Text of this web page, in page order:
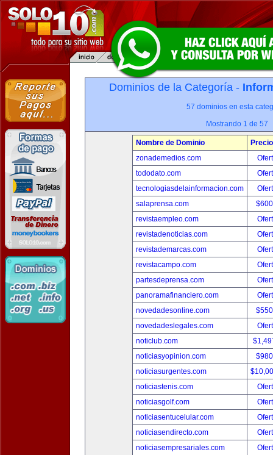
Dominios de la Categoría -
57 dominios en esta
Mostrando 1 de 57
Nombre de Dominio
Precio
zonademedios.com
tododato.com
tecnologiasdelainformacion.com
salaprensa.com
revistaempleo.com
revistadenoticias.com
revistademarcas.com
revistacampo.com
partesdeprensa.com
panoramafinanciero.com
novedadesonline.com
novedadeslegales.com
noticlub.com
noticiasyopinion.com
noticiasurgentes.com
noticiastenis.com
noticiasgolf.com
noticiasentucelular.com
noticiasendirecto.com
noticiasempresariales.com